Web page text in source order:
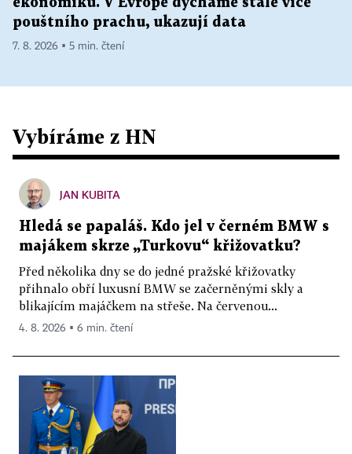
ekonomiku. V Evropě dýcháme stále více
pouštního prachu, ukazují data
7. 8. 2026 ▪ 5 min. čtení
Vybíráme z HN
JAN KUBITA
Hledá se papaláš. Kdo jel v černém BMW s
majákem skrze „Turkovu“ křižovatku?
Před několika dny se do jedné pražské křižovatky
přihnalo obří luxusní BMW se začerněnými skly a
blikajícím majáčkem na střeše. Na červenou...
4. 8. 2026 ▪ 6 min. čtení